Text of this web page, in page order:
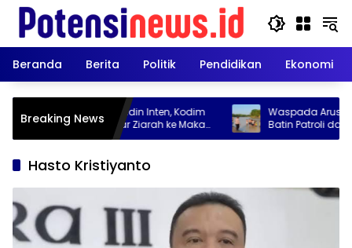
Langsung
konten
Beranda
Berita Politik Pendidikan Ekonomi
Breaking News
ke-1 Kodam XXI/Radin Inten, Kodim
Way Kanan Gelar Ziarah ke Makam
Waspada Arus Sungai,
Batin Patroli dan Imbau
Wisata Pasir Karta Jaya
Hasto Kristiyanto